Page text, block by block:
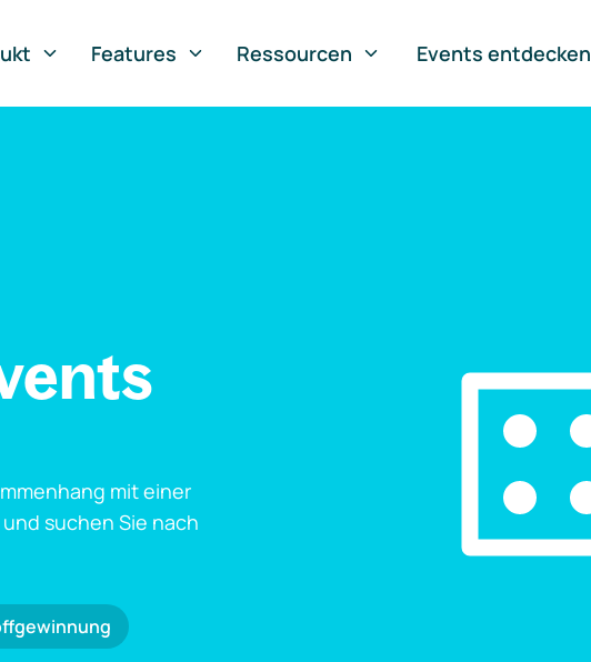
Features Ressourcen Events entdecken
mit einer
suchen Sie nach